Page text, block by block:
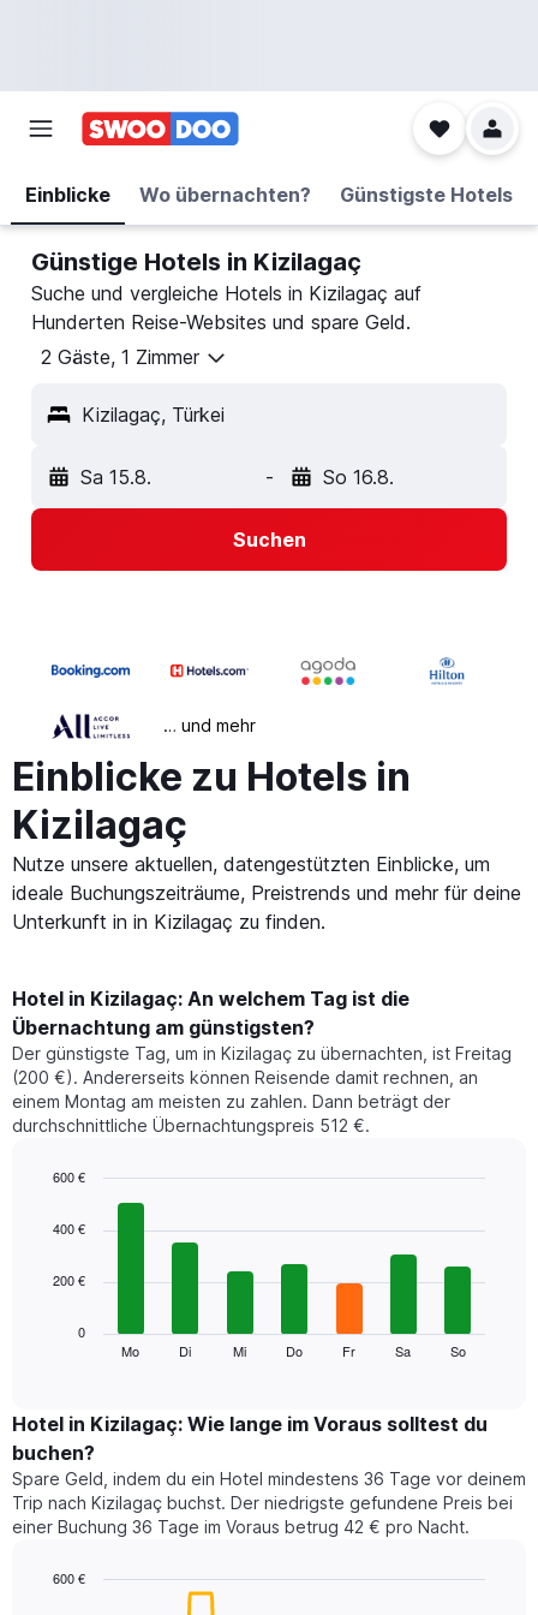
Einblicke Wo übernachten? Günstigste Hotels
Günstige Hotels in Kizilagaç
Suche und vergleiche Hotels in Kizilagaç auf
Hunderten Reise-Websites und spare Geld.
2 Gäste, 1 Zimmer
Kizilagaç, Türkei
Sa 15.8. - So 16.8.
Suchen
… und mehr
Einblicke zu Hotels in
Kizilagaç
Nutze unsere aktuellen, datengestützten Einblicke, um
ideale Buchungszeiträume, Preistrends und mehr für deine
Unterkunft in in Kizilagaç zu finden.
Hotel in Kizilagaç: An welchem Tag ist die
Übernachtung am günstigsten?
Der günstigste Tag, um in Kizilagaç zu übernachten, ist Freitag
(200 €). Andererseits können Reisende damit rechnen, an
einem Montag am meisten zu zahlen. Dann beträgt der
durchschnittliche Übernachtungspreis 512 €.
chart
bars.
den
durchschnittlichen
Preis
eines
Zimmers
für
jeweiligen
Mo Di Mi Do Fr Sa So
0
200 €
400 €
600 €
Hotel in Kizilagaç: Wie lange im Voraus solltest du
buchen?
Spare Geld, indem du ein Hotel mindestens 36 Tage vor deinem
Trip nach Kizilagaç buchst. Der niedrigste gefundene Preis bei
einer Buchung 36 Tage im Voraus betrug 42 € pro Nacht.
600 €